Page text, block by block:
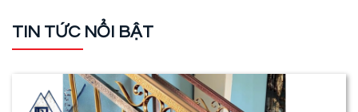
TIN TỨC NỔI BẬT